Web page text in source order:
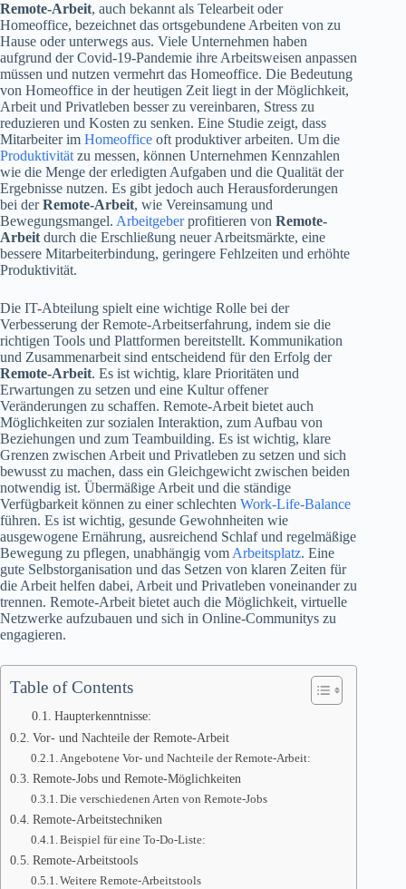
Remote-Arbeit, auch bekannt als Telearbeit oder
Homeoffice, bezeichnet das ortsgebundene Arbeiten von zu
Hause oder unterwegs aus. Viele Unternehmen haben
aufgrund der Covid-19-Pandemie ihre Arbeitsweisen anpassen
müssen und nutzen vermehrt das Homeoffice. Die Bedeutung
von Homeoffice in der heutigen Zeit liegt in der Möglichkeit,
Arbeit und Privatleben besser zu vereinbaren, Stress zu
reduzieren und Kosten zu senken. Eine Studie zeigt, dass
Mitarbeiter im Homeoffice oft produktiver arbeiten. Um die
Produktivität zu messen, können Unternehmen Kennzahlen
wie die Menge der erledigten Aufgaben und die Qualität der
Ergebnisse nutzen. Es gibt jedoch auch Herausforderungen
bei derRemote-Arbeit, wie Vereinsamung und
Bewegungsmangel. Arbeitgeberprofitieren von Remote-
Arbeit durch die Erschließung neuer Arbeitsmärkte, eine
bessere Mitarbeiterbindung, geringere Fehlzeiten und erhöhte
Produktivität.
Die IT-Abteilung spielt eine wichtige Rolle bei der
Verbesserung der Remote-Arbeitserfahrung, indem sie die
richtigen Tools und Plattformen bereitstellt. Kommunikation
und Zusammenarbeit sind entscheidend für den Erfolg der
Remote-Arbeit. Es ist wichtig, klare Prioritäten und
Erwartungen zu setzen und eine Kultur offener
Veränderungen zu schaffen. Remote-Arbeit bietet auch
Möglichkeiten zur sozialen Interaktion, zum Aufbau von
Beziehungen und zum Teambuilding. Es ist wichtig, klare
Grenzen zwischen Arbeit und Privatleben zu setzen und sich
bewusst zu machen, dass ein Gleichgewicht zwischen beiden
notwendig ist. Übermäßige Arbeit und die ständige
Verfügbarkeit können zu einer schlechten Work-Life-Balance
führen. Es ist wichtig, gesunde Gewohnheiten wie
ausgewogene Ernährung, ausreichend Schlaf und regelmäßige
Bewegung zu pflegen, unabhängig vom Arbeitsplatz. Eine
gute Selbstorganisation und das Setzen von klaren Zeiten für
die Arbeit helfen dabei, Arbeit und Privatleben voneinander zu
trennen. Remote-Arbeit bietet auch die Möglichkeit, virtuelle
Netzwerke aufzubauen und sich in Online-Communitys zu
engagieren.
Table of Contents
Haupterkenntnisse:
Vor- und Nachteile der Remote-Arbeit
Angebotene Vor- und Nachteile der Remote-Arbeit:
Remote-Jobs und Remote-Möglichkeiten
Die verschiedenen Arten von Remote-Jobs
Remote-Arbeitstechniken
Beispiel für eine To-Do-Liste:
Remote-Arbeitstools
Weitere Remote-Arbeitstools